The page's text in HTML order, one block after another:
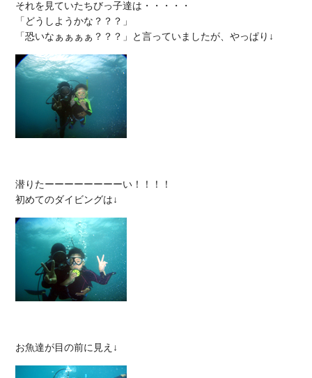
それを見ていたちびっ子達は・・・・・
「どうしようかな？？？」
潜りたーーーーーーーーい！！！！